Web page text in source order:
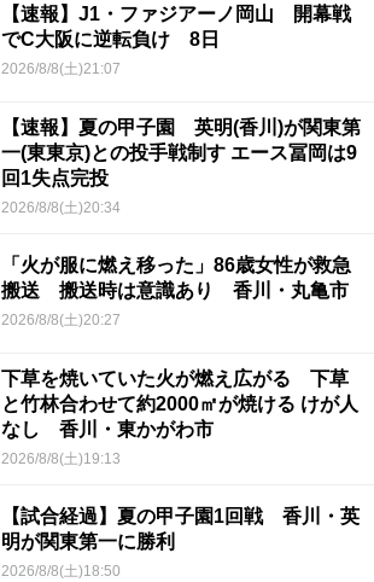
【速報】J1・ファジアーノ岡山 開幕戦
でC大阪に逆転負け 8日
2026/8/8(土)21:07
【速報】夏の甲子園 英明(香川)が関東第
一(東東京)との投手戦制す エース冨岡は9
回1失点完投
2026/8/8(土)20:34
「火が服に燃え移った」86歳女性が救急
搬送 搬送時は意識あり 香川・丸亀市
2026/8/8(土)20:27
下草を焼いていた火が燃え広がる 下草
と竹林合わせて約2000㎡が焼ける けが人
なし 香川・東かがわ市
2026/8/8(土)19:13
【試合経過】夏の甲子園1回戦 香川・英
明が関東第一に勝利
2026/8/8(土)18:50